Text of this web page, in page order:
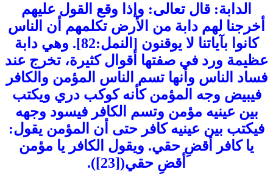
الدابة: قال تعالى: وإذا وقع القول عليهم
أخرجنا لهم دابة من الأرض تكلمهم أن الناس
كانوا بآياتنا لا يوقنون [النمل:82]. وهي دابة
عظيمة ورد في صفتها أقوال كثيرة، تخرج عند
فساد الناس وأنها تسم الناس المؤمن والكافر
فيبيض وجه المؤمن كأنه كوكب دري ويكتب
بين عينيه مؤمن وتسم الكافر فيسود وجهه
فيكتب بين عينيه كافر حتى أن المؤمن يقول:
يا كافر أقضِ حقي. ويقول الكافر يا مؤمن
أقضِ حقي([23]).